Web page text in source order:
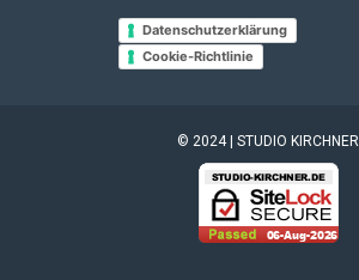
Datenschutzerklärung
Cookie-Richtlinie
© 2024 | STUDIO KIRCHNER